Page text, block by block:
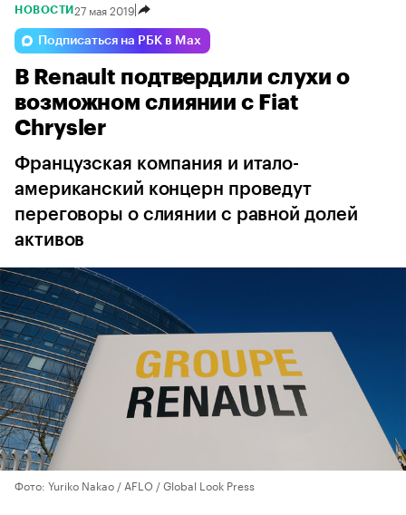
Geely Changan
Volga Omoda Voyah
НОВОСТИ 27 мая 2019
Подписаться на РБК в Max
В Renault подтвердили слухи о
возможном слиянии с Fiat
Chrysler
Французская компания и итало-
американский концерн проведут
переговоры о слиянии с равной долей
активов
Фото: Yuriko Nakao / AFLO / Global Look Press